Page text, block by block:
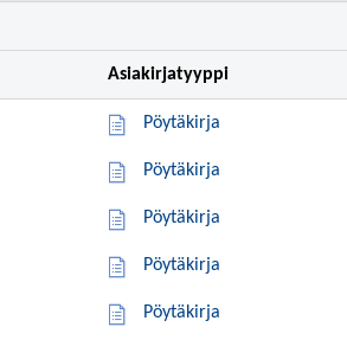
Asiakirjatyyppi
Pöytäkirja
Pöytäkirja
Pöytäkirja
Pöytäkirja
Pöytäkirja